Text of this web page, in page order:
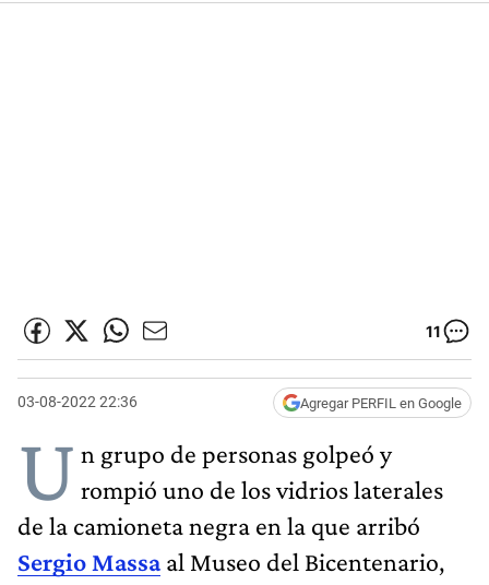
11
03-08-2022 22:36 Agregar PERFIL en Google
U n grupo de personas golpeó y
rompió uno de los vidrios laterales
de la camioneta negra en la que arribó
Sergio Massaal Museo del Bicentenario,